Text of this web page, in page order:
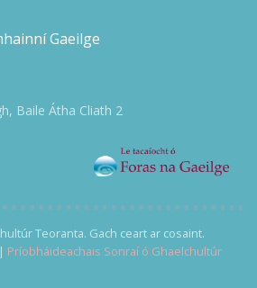
nuair atá duine mór sa Rialtas, is
Gaeilge
Baile Átha Cliath 2
Teoranta. Gach ceart ar cosaint.
| Príobháideachais Sonraí ó Ghaelchultúr